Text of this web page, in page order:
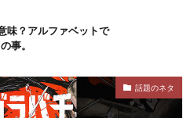
味？アルファベットで
事。
話題のネタ